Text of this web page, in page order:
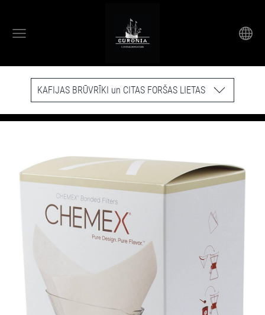
KAFIJAS BRŪVRĪKI un CITAS FORŠAS LIETAS